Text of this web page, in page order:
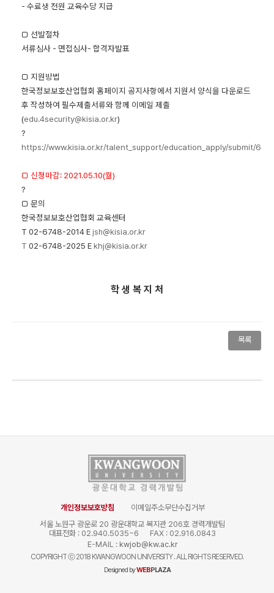
- 수료생 전원 교육수당 지급
□ 선발절차
서류심사 - 면접심사- 합격자발표
□ 지원방법
한국정보보호산업협회 홈페이지 공지사항에서 지원서 양식을 다운로드
후 작성하여 필수제출서류와 함께 이메일 제출
(edu.4security@kisia.or.kr)
?
https://www.kisia.or.kr/talent_support/education_apply/submit/60
□ 신청마감: 2021.05.10(월)
?
□ 문의
한국정보보호산업협회 교육센터
T 02-6748-2014 E jsh@kisia.or.kr
T 02-6748-2025 Ekhj@kisia.or.kr
학 생 복 지 처
목록
개인정보보호방침
이메일주소무단수집거부
서울 노원구 광운로 20 광운대학교 복지관 206호 경력개발팀
대표전화 : 02.940.5035~6
FAX : 02.916.0843
E-MAIL : kwjob@kw.ac.kr
COPYRIGHTⓒ2018 KWANGWOON UNIVERSITY . ALL RIGHTS RESERVED.
Designed byWEBPLAZA